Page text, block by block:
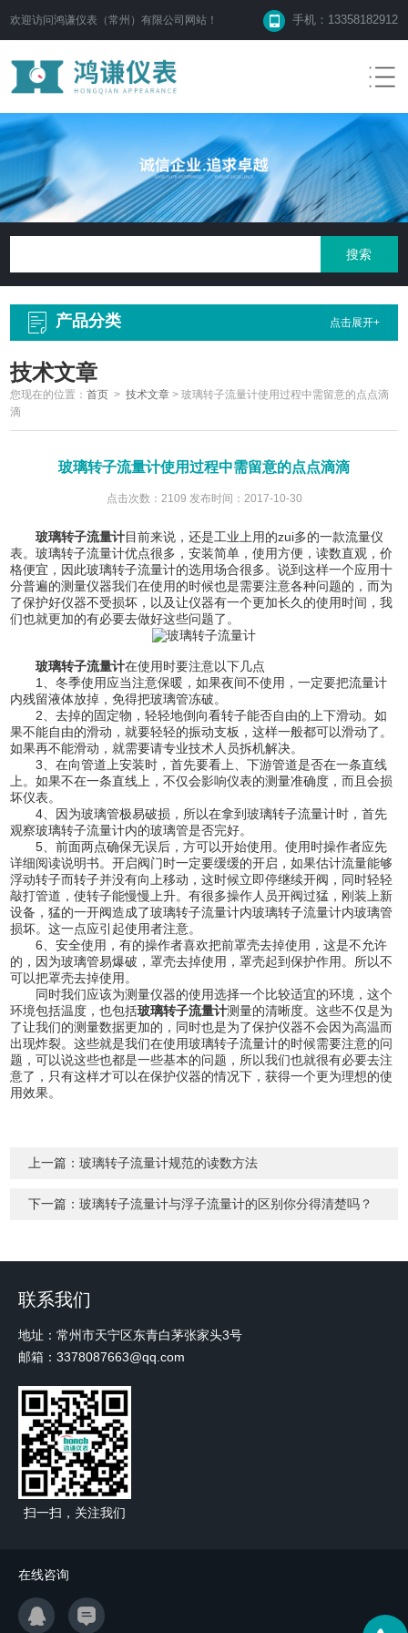
欢迎访问鸿谦仪表（常州）有限公司网站！ 手机：13358182912
产品分类 点击展开+
技术文章
您现在的位置：首页 >技术文章 >玻璃转子流量计使用过程中需留意的点点滴
滴
玻璃转子流量计使用过程中需留意的点点滴滴
点击次数：2109 发布时间：2017-10-30
玻璃转子流量计目前来说，还是工业上用的zui多的一款流量仪
表。玻璃转子流量计优点很多，安装简单，使用方便，读数直观，价
格便宜，因此玻璃转子流量计的选用场合很多。说到这样一个应用十
分普遍的测量仪器我们在使用的时候也是需要注意各种问题的，而为
了保护好仪器不受损坏，以及让仪器有一个更加长久的使用时间，我
们也就更加的有必要去做好这些问题了。
玻璃转子流量计在使用时要注意以下几点
1、冬季使用应当注意保暖，如果夜间不使用，一定要把流量计
内残留液体放掉，免得把玻璃管冻破。
2、去掉的固定物，轻轻地倒向看转子能否自由的上下滑动。如
果不能自由的滑动，就要轻轻的振动支板，这样一般都可以滑动了。
如果再不能滑动，就需要请专业技术人员拆机解决。
3、在向管道上安装时，首先要看上、下游管道是否在一条直线
上。如果不在一条直线上，不仅会影响仪表的测量准确度，而且会损
坏仪表。
4、因为玻璃管极易破损，所以在拿到玻璃转子流量计时，首先
观察玻璃转子流量计内的玻璃管是否完好。
5、前面两点确保无误后，方可以开始使用。使用时操作者应先
详细阅读说明书。开启阀门时一定要缓缓的开启，如果估计流量能够
浮动转子而转子并没有向上移动，这时候立即停继续开阀，同时轻轻
敲打管道，使转子能慢慢上升。有很多操作人员开阀过猛，刚装上新
设备，猛的一开阀造成了玻璃转子流量计内玻璃转子流量计内玻璃管
损坏。这一点应引起使用者注意。
6、安全使用，有的操作者喜欢把前罩壳去掉使用，这是不允许
的，因为玻璃管易爆破，罩壳去掉使用，罩壳起到保护作用。所以不
可以把罩壳去掉使用。
同时我们应该为测量仪器的使用选择一个比较适宜的环境，这个
环境包括温度，也包括玻璃转子流量计测量的清晰度。这些不仅是为
了让我们的测量数据更加的，同时也是为了保护仪器不会因为高温而
出现炸裂。这些就是我们在使用玻璃转子流量计的时候需要注意的问
题，可以说这些也都是一些基本的问题，所以我们也就很有必要去注
意了，只有这样才可以在保护仪器的情况下，获得一个更为理想的使
用效果。
上一篇：玻璃转子流量计规范的读数方法
下一篇：玻璃转子流量计与浮子流量计的区别你分得清楚吗？
联系我们
地址：常州市天宁区东青白茅张家头3号
邮箱：3378087663@qq.com
扫一扫，关注我们
在线咨询